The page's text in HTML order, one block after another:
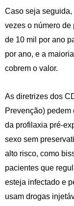
Caso seja
vezes o número de
de 10 mil por ano
por ano, e a
cobrem o valor.
As diretrizes dos
Prevenção)
da profilaxia pré-
sexo sem
alto risco, como
pacientes que
esteja infectado e
usam drogas